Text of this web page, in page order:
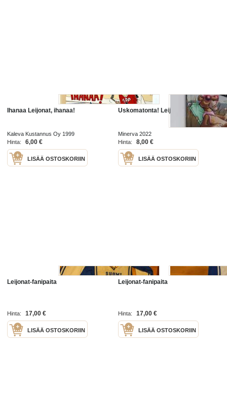
Ihanaa Leijonat, ihanaa!
Kaleva Kustannus Oy 1999
Hinta:
6,00 €
LISÄÄ OSTOSKORIIN
Uskomatonta! Leijonat
Minerva 2022
Hinta:
8,00 €
LISÄÄ OSTOSKORIIN
Leijonat-fanipaita
Hinta: 17,00 €
LISÄÄ OSTOSKORIIN
Leijonat-fanipaita
Hinta: 17,00 €
LISÄÄ OSTOSKORIIN